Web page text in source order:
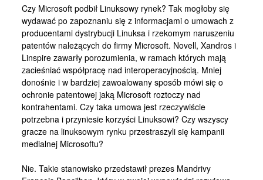
Aktualności
Artykuły
Krótkie
Jak pisać
Kontakt
Czy Microsoft podbił Linuksowy rynek? Tak mogłoby się
wydawać po zapoznaniu się z informacjami o umowach z
producentami dystrybucji Linuksa i rzekomym naruszeniu
patentów należących do firmy Microsoft. Novell, Xandros i
Linspire zawarły porozumienia, w ramach których mają
zacieśniać współpracę nad interoperacyjnością. Mniej
donośnie i w bardziej zawoalowany sposób mówi się o
ochronie patentowej jaką Microsoft roztoczy nad
kontrahentami. Czy taka umowa jest rzeczywiście
potrzebna i przyniesie korzyści Linuksowi? Czy wszyscy
gracze na linuksowym rynku przestraszyli się kampanii
medialnej Microsoftu?
Nie. Takie stanowisko przedstawił prezes Mandrivy